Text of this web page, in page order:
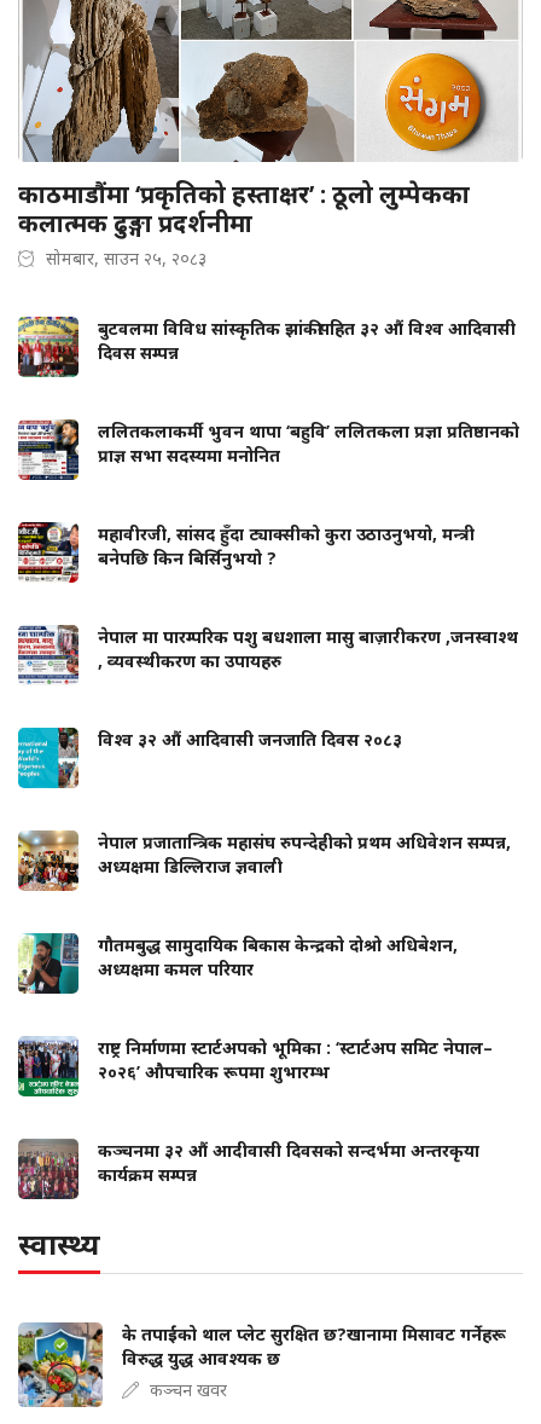
काठमाडौंमा ‘प्रकृतिको हस्ताक्षर’ : ठूलो लुम्पेकका
कलात्मक ढुङ्गा प्रदर्शनीमा
सोमबार, साउन २५, २०८३
बुटवलमा विविध सांस्कृतिक झांकीसहित ३२ औं विश्व आदिवासी
दिवस सम्पन्न
ललितकलाकर्मी भुवन थापा ‘बहुवि’ ललितकला प्रज्ञा प्रतिष्ठानको
प्राज्ञ सभा सदस्यमा मनोनित
महावीरजी, सांसद हुँदा ट्याक्सीको कुरा उठाउनुभयो, मन्त्री
बनेपछि किन बिर्सिनुभयो ?
नेपाल मा पारम्परिक पशु बधशाला मासु बाज़ारीकरण ,जनस्वाश्थ
, व्यवस्थीकरण का उपायहरु
विश्व ३२ औं आदिवासी जनजाति दिवस २०८३
नेपाल प्रजातान्त्रिक महासंघ रुपन्देहीको प्रथम अधिवेशन सम्पन्न,
अध्यक्षमा डिल्लिराज ज्ञवाली
गौतमबुद्ध सामुदायिक बिकास केन्द्रको दोश्रो अधिबेशन,
अध्यक्षमा कमल परियार
राष्ट्र निर्माणमा स्टार्टअपको भूमिका : ‘स्टार्टअप समिट नेपाल–
२०२६’ औपचारिक रूपमा शुभारम्भ
कञ्चनमा ३२ औं आदीवासी दिवसको सन्दर्भमा अन्तरकृया
कार्यक्रम सम्पन्न
स्वास्थ्य
के तपाईंको थाल प्लेट सुरक्षित छ?खानामा मिसावट गर्नेहरू
विरुद्ध युद्ध आवश्यक छ
कञ्चन खवर